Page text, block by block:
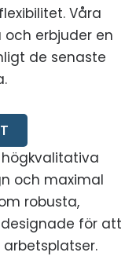
Våra
erbjuder en
de senaste
och maximal
robusta,
för att